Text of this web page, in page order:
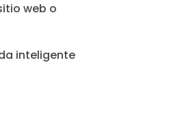
web o
inteligente